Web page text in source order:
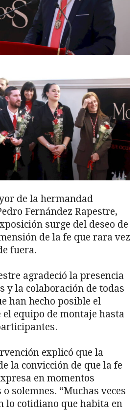
de la hermandad
Fernández Rapestre,
surge del deseo de
de la fe que rara vez
fuera.
agradeció la presencia
y la colaboración de todas
han hecho posible el
el equipo de montaje hasta
explicó que la
la convicción de que la fe
en momentos
solemnes. “Muchas veces
lo cotidiano que habita en